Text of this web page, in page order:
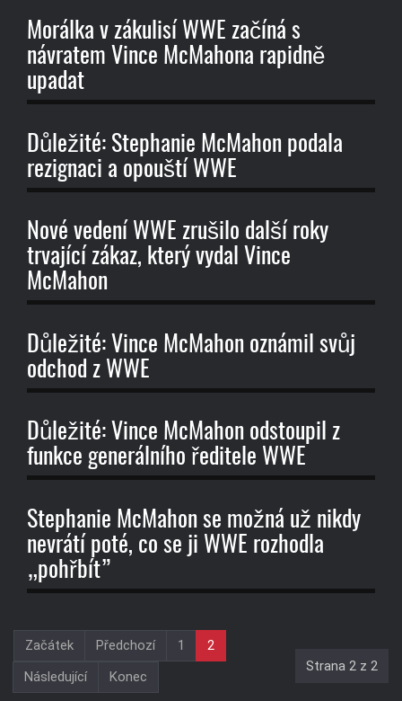
Morálka v zákulisí WWE začíná s
návratem Vince McMahona rapidně
upadat
Důležité: Stephanie McMahon podala
rezignaci a opouští WWE
Nové vedení WWE zrušilo další roky
trvající zákaz, který vydal Vince
McMahon
Důležité: Vince McMahon oznámil svůj
odchod z WWE
Důležité: Vince McMahon odstoupil z
funkce generálního ředitele WWE
Stephanie McMahon se možná už nikdy
nevrátí poté, co se ji WWE rozhodla
„pohřbít”
Strana 2 z 2
Začátek Předchozí 1
2
Následující
Konec